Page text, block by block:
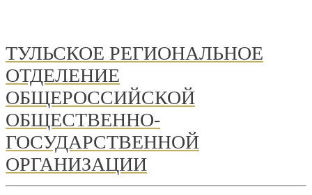
ТУЛЬСКОЕ РЕГИОНАЛЬНОЕ
ОТДЕЛЕНИЕ
ОБЩЕРОССИЙСКОЙ
ОБЩЕСТВЕННО-
ГОСУДАРСТВЕННОЙ
ОРГАНИЗАЦИИ